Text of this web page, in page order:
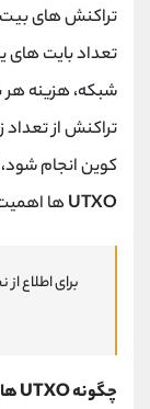
تراکنش های
تعداد بایت
شبکه، هزینه
تراکنش از
کوین انجام
UTXOها
برای اطلاع از
چگونهUTXO